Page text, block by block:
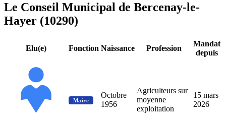
Le Conseil Municipal de Bercenay-le-
Hayer (10290)
Elu(e) Fonction Naissance Profession
Mandat
depuis
Maire
Octobre
1956
Agriculteurs sur
moyenne
exploitation
15 mars
2026